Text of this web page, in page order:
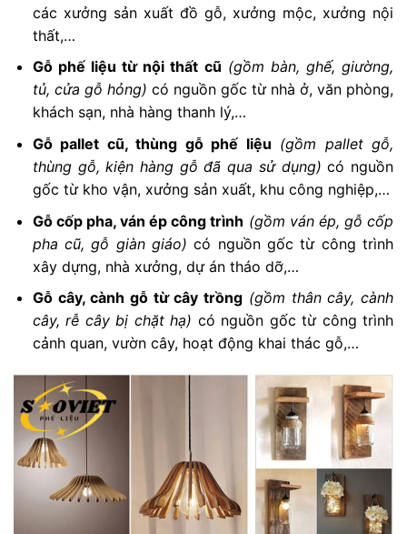
các xưởng sản xuất đồ gỗ, xưởng mộc, xưởng nội
thất,…
Gỗ phế liệu từ nội thất cũ (gồm bàn, ghế, giường,
tủ, cửa gỗ hỏng) có nguồn gốc từ nhà ở, văn phòng,
khách sạn, nhà hàng thanh lý,…
Gỗ pallet cũ, thùng gỗ phế liệu (gồm pallet gỗ,
thùng gỗ, kiện hàng gỗ đã qua sử dụng) có nguồn
gốc từ kho vận, xưởng sản xuất, khu công nghiệp,…
Gỗ cốp pha, ván ép công trình (gồm ván ép, gỗ cốp
pha cũ, gỗ giàn giáo) có nguồn gốc từ công trình
xây dựng, nhà xưởng, dự án tháo dỡ,…
Gỗ cây, cành gỗ từ cây trồng (gồm thân cây, cành
cây, rễ cây bị chặt hạ) có nguồn gốc từ công trình
cảnh quan, vườn cây, hoạt động khai thác gỗ,…